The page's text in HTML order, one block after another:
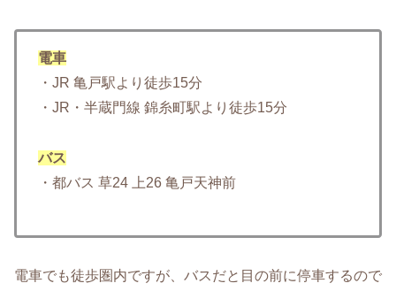
電車
・JR 亀戸駅より徒歩15分
・JR・半蔵門線 錦糸町駅より徒歩15分
バス
・都バス 草24 上26 亀戸天神前
電車でも徒歩圏内ですが、バスだと目の前に停車するので